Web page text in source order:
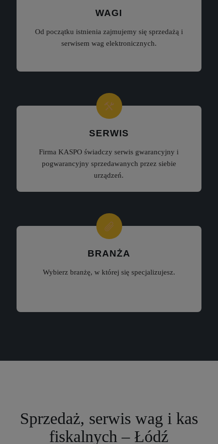
WAGI
Od początku istnienia zajmujemy się sprzedażą i
serwisem wag elektronicznych.
SERWIS
Firma KASPO świadczy serwis gwarancyjny i
pogwarancyjny sprzedawanych przez siebie
urządzeń.
BRANŻA
Wybierz branżę, w której się specjalizujesz.
Sprzedaż, serwis wag i kas
fiskalnych – Łódź